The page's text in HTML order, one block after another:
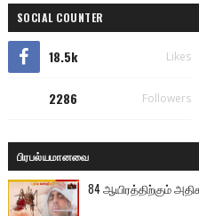
SOCIAL COUNTER
18.5k Likes
2286 Followers
பிரபல்யமானவை
84 ஆயிரத்திற்கும்